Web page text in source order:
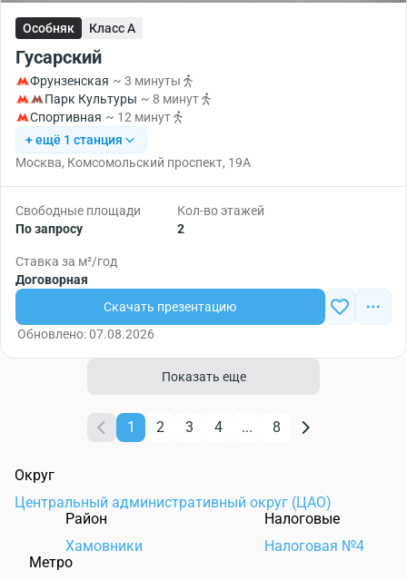
Особняк Класс A
Гусарский
Фрунзенская ~ 3 минуты
Парк Культуры ~ 8 минут
Спортивная ~ 12 минут
+ ещё 1 станция
Москва, Комсомольский проспект, 19А
Свободные площади
По запросу
Кол-во этажей
2
Ставка за м²/год
Договорная
Скачать презентацию
Обновлено: 07.08.2026
Показать еще
1 2 3 4 ... 8
Округ
Центральный административный округ (ЦАО)
Район
Хамовники
Налоговые
Налоговая №4
Метро